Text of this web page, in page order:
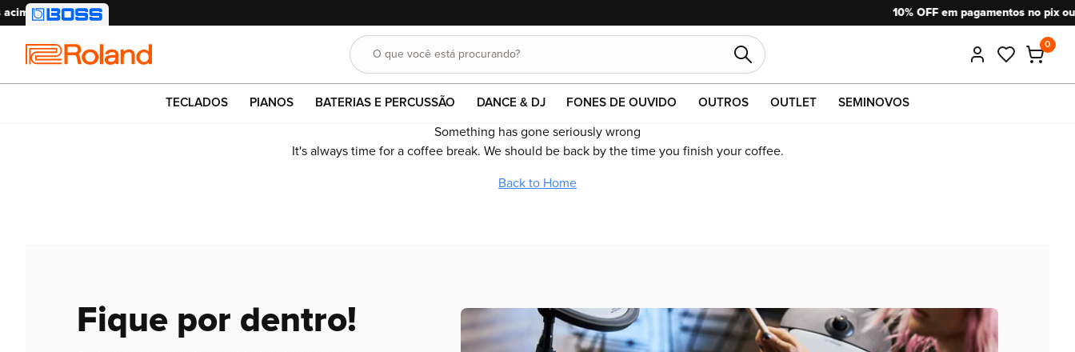
Roland Buscar
O que você está procurando?
0
TECLADOS PIANOS BATERIAS E PERCUSSÃO DANCE & DJ FONES DE OUVIDO OUTROS OUTLET SEMINOVOS
Something has gone seriously wrong
It's always time for a coffee break. We should be back by the time you finish your coffee.
Back to Home
Fique por dentro!